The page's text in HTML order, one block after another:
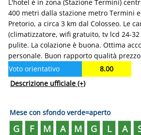
L'hotel è in zona (Stazione Termini)
400 metri dalla stazione metro Termini
Pretorio, a circa 3 km dal Colosseo. Le
(climatizzatore, wifi gratuito, tv lcd 24-
pulite. La colazione è buona. Ottima
personale. Buon rapporto qualità
Voto orientativo
8.00
Descrizione ufficiale (+)
Mese con sfondo verde=aperto
G F M A M G L A